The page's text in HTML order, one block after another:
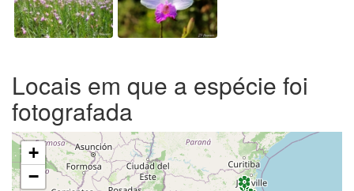
Locais em que a espécie foi
fotografada
+
−